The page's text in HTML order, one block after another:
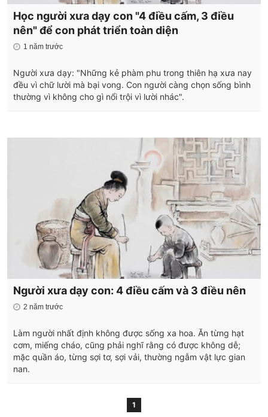
Học người xưa dạy con "4 điều cấm, 3 điều
nên" để con phát triển toàn diện
1 năm trước
Người xưa dạy: "Những kẻ phàm phu trong thiên hạ xưa nay
đều vì chữ lười mà bại vong. Con người càng chọn sống bình
thường vì không cho gì nổi trội vì lười nhác".
Người xưa dạy con: 4 điều cấm và 3 điều nên
2 năm trước
Làm người nhất định không được sống xa hoa. Ăn từng hạt
cơm, miếng cháo, cũng phải nghĩ rằng có được không dễ;
mặc quần áo, từng sợi tơ, sợi vải, thường ngẫm vật lực gian
nan.
1